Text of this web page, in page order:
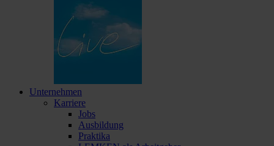
Unternehmen
Karriere
Jobs
Ausbildung
Praktika